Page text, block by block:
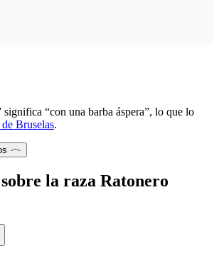
significa “con una barba áspera”, lo que lo
Bruselas.
la raza Ratonero